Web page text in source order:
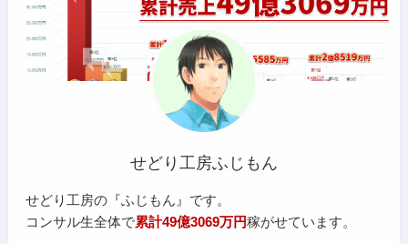
せどり工房ふじもん
せどり工房の『ふじもん』です。
コンサル生全体で累計49億3069万円稼がせています。